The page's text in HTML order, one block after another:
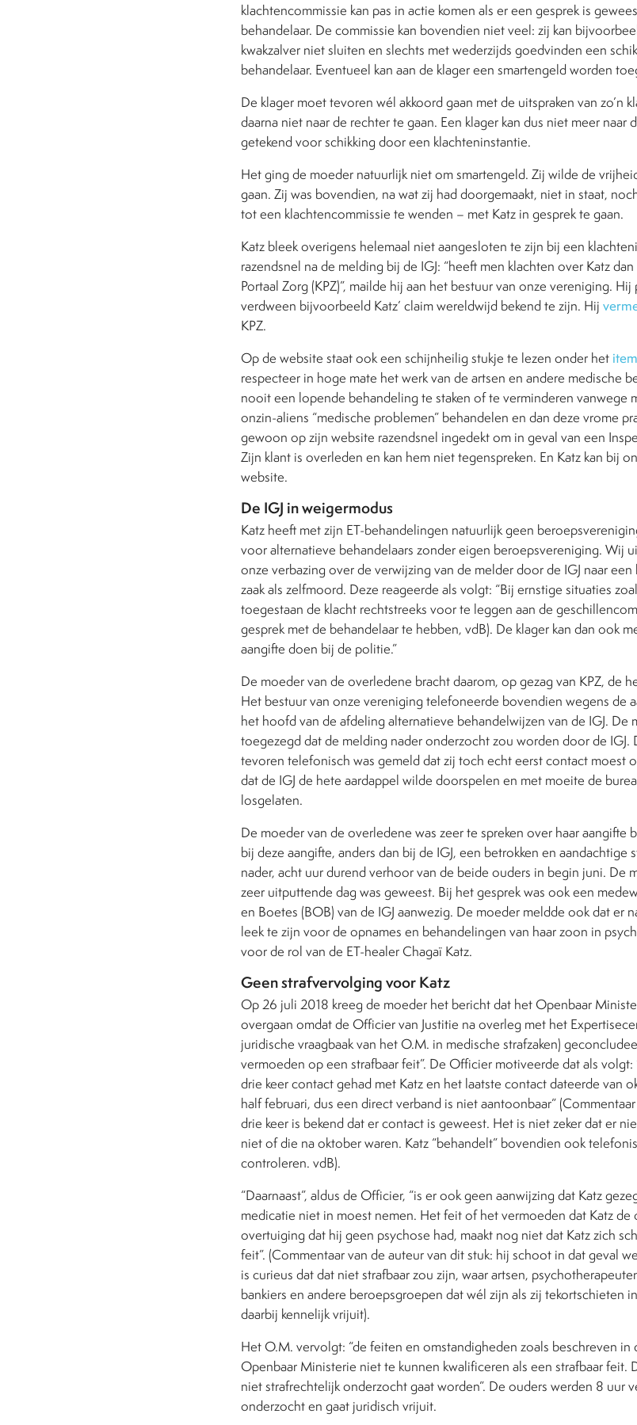
klachtencommissie kan pas in actie komen als er een gesprek is
behandelaar. De commissie kan bovendien niet veel: zij kan
kwakzalver niet sluiten en slechts met wederzijds goedvinden een
behandelaar. Eventueel kan aan de klager een smartengeld worden
De klager moet tevoren wél akkoord gaan met de uitspraken van zo’n
daarna niet naar de rechter te gaan. Een klager kan dus niet meer
getekend voor schikking door een klachteninstantie.
Het ging de moeder natuurlijk niet om smartengeld. Zij wilde de
gaan. Zij was bovendien, na wat zij had doorgemaakt, niet in staat,
tot een klachtencommissie te wenden – met Katz in gesprek te gaan.
Katz bleek overigens helemaal niet aangesloten te zijn bij een
razendsnel na de melding bij de IGJ: “heeft men klachten over Katz
Portaal Zorg (KPZ)”, mailde hij aan het bestuur van onze vereniging.
verdween bijvoorbeeld Katz’ claim wereldwijd bekend te zijn. Hij
KPZ.
Op de website staat ook een schijnheilig stukje te lezen onder het
respecteer in hoge mate het werk van de artsen en andere medische
nooit een lopende behandeling te staken of te verminderen vanwege
onzin-aliens “medische problemen” behandelen en dan deze vrome
gewoon op zijn website razendsnel ingedekt om in geval van een
Zijn klant is overleden en kan hem niet tegenspreken. En Katz kan bij
website.
De IGJ in weigermodus
Katz heeft met zijn ET-behandelingen natuurlijk geen
voor alternatieve behandelaars zonder eigen beroepsvereniging. Wij
onze verbazing over de verwijzing van de melder door de IGJ naar
zaak als zelfmoord. Deze reageerde als volgt: “Bij ernstige situaties
toegestaan de klacht rechtstreeks voor te leggen aan de
gesprek met de behandelaar te hebben, vdB). De klager kan dan ook
aangifte doen bij de politie.”
De moeder van de overledene bracht daarom, op gezag van KPZ, de
Het bestuur van onze vereniging telefoneerde bovendien wegens de
het hoofd van de afdeling alternatieve behandelwijzen van de IGJ. De
toegezegd dat de melding nader onderzocht zou worden door de IGJ.
tevoren telefonisch was gemeld dat zij toch echt eerst contact moest
dat de IGJ de hete aardappel wilde doorspelen en met moeite de
losgelaten.
De moeder van de overledene was zeer te spreken over haar aangifte
bij deze aangifte, anders dan bij de IGJ, een betrokken en
nader, acht uur durend verhoor van de beide ouders in begin juni. De
zeer uitputtende dag was geweest. Bij het gesprek was ook een
en Boetes (BOB) van de IGJ aanwezig. De moeder meldde ook dat er
leek te zijn voor de opnames en behandelingen van haar zoon in
voor de rol van de ET-healer Chagaï Katz.
Geen strafvervolging voor Katz
Op 26 juli 2018 kreeg de moeder het bericht dat het Openbaar
overgaan omdat de Officier van Justitie na overleg met het
juridische vraagbaak van het O.M. in medische strafzaken)
vermoeden op een strafbaar feit”. De Officier motiveerde dat als volgt:
drie keer contact gehad met Katz en het laatste contact dateerde van
half februari, dus een direct verband is niet aantoonbaar”
drie keer is bekend dat er contact is geweest. Het is niet zeker dat er
niet of die na oktober waren. Katz “behandelt” bovendien ook
controleren. vdB).
“Daarnaast”, aldus de Officier, “is er ook geen aanwijzing dat Katz
medicatie niet in moest nemen. Het feit of het vermoeden dat Katz
overtuiging dat hij geen psychose had, maakt nog niet dat Katz zich
feit”. (Commentaar van de auteur van dit stuk: hij schoot in dat geval
is curieus dat dat niet strafbaar zou zijn, waar artsen,
bankiers en andere beroepsgroepen dat wél zijn als zij tekortschieten
daarbij kennelijk vrijuit).
Het O.M. vervolgt: “de feiten en omstandigheden zoals beschreven in
Openbaar Ministerie niet te kunnen kwalificeren als een strafbaar feit.
niet strafrechtelijk onderzocht gaat worden”. De ouders werden 8 uur
onderzocht en gaat juridisch vrijuit.